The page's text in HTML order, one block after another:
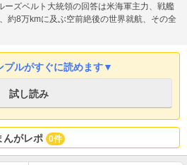
ーズベルト大統領の回答は米海軍主力、戦艦
約8万kmに及ぶ空前絶後の世界就航、その全
プルがすぐに読めます▼
試し読み
んがレポ 0件